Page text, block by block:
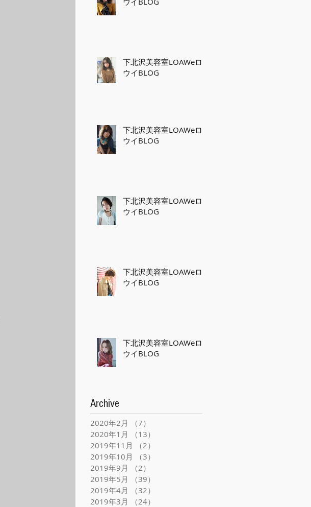
下北沢美容室LOAWeロ
ウイBLOG
下北沢美容室LOAWeロ
ウイBLOG
下北沢美容室LOAWeロ
ウイBLOG
下北沢美容室LOAWeロ
ウイBLOG
下北沢美容室LOAWeロ
ウイBLOG
Archive
2020年2月 （7）
2020年1月
（13）
2019年11月
（2）
2019年10月
（3）
2019年9月
（2）
2019年5月
（39）
2019年4月
（32）
2019年3月
（24）